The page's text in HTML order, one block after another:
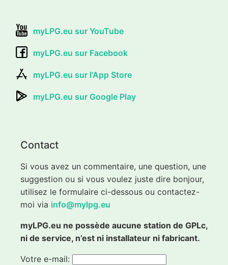
myLPG.eu sur YouTube
myLPG.eu sur Facebook
myLPG.eu sur l'App Store
myLPG.eu sur Google Play
Contact
Si vous avez un commentaire, une question, une
suggestion ou si vous voulez juste dire bonjour,
utilisez le formulaire ci-dessous ou contactez-
moi via info@mylpg.eu
myLPG.eu ne possède aucune station de GPLc,
ni de service, n’est ni installateur ni fabricant.
Votre e-mail: